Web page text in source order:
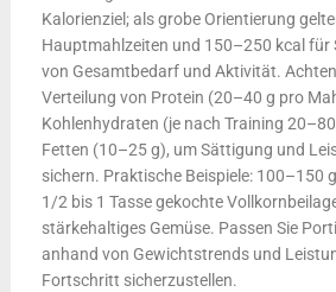
Kalorienziel; als grobe Orientierung
Hauptmahlzeiten und 150–250 kcal für
von Gesamtbedarf und Aktivität.
Verteilung von Protein (20–40 g pro
Kohlenhydraten (je nach Training
Fetten (10–25 g), um Sättigung und
sichern. Praktische Beispiele: 100–150
1/2 bis 1 Tasse gekochte
stärkehaltiges Gemüse. Passen Sie
anhand von Gewichtstrends und
Fortschritt sicherzustellen.